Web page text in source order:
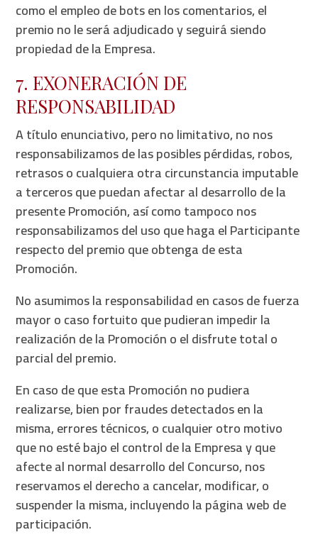
como el empleo de bots en los comentarios, el
premio no le será adjudicado y seguirá siendo
propiedad de la Empresa.
7. EXONERACIÓN DE
RESPONSABILIDAD
A título enunciativo, pero no limitativo, no nos
responsabilizamos de las posibles pérdidas, robos,
retrasos o cualquiera otra circunstancia imputable
a terceros que puedan afectar al desarrollo de la
presente Promoción, así como tampoco nos
responsabilizamos del uso que haga el Participante
respecto del premio que obtenga de esta
Promoción.
No asumimos la responsabilidad en casos de fuerza
mayor o caso fortuito que pudieran impedir la
realización de la Promoción o el disfrute total o
parcial del premio.
En caso de que esta Promoción no pudiera
realizarse, bien por fraudes detectados en la
misma, errores técnicos, o cualquier otro motivo
que no esté bajo el control de la Empresa y que
afecte al normal desarrollo del Concurso, nos
reservamos el derecho a cancelar, modificar, o
suspender la misma, incluyendo la página web de
participación.